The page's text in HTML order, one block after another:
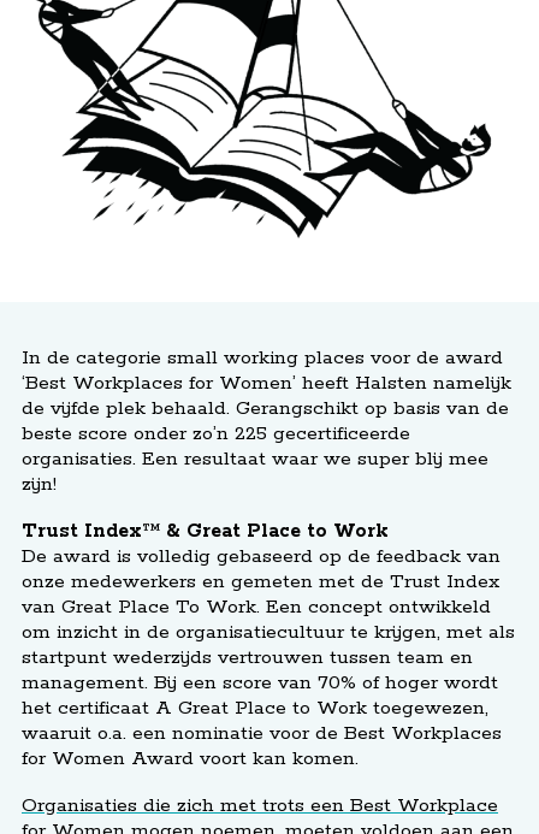
In de categorie small working places voor de award
‘Best Workplaces for Women’ heeft Halsten namelijk
de vijfde plek behaald. Gerangschikt op basis van de
beste score onder zo’n 225 gecertificeerde
organisaties. Een resultaat waar we super blij mee
zijn!
Trust Index™ & Great Place to Work
De award is volledig gebaseerd op de feedback van
onze medewerkers en gemeten met de Trust Index
van Great Place To Work. Een concept ontwikkeld
om inzicht in de organisatiecultuur te krijgen, met als
startpunt wederzijds vertrouwen tussen team en
management. Bij een score van 70% of hoger wordt
het certificaat A Great Place to Work toegewezen,
waaruit o.a. een nominatie voor de Best Workplaces
for Women Award voort kan komen.
Organisaties die zich met trots een Best Workplace